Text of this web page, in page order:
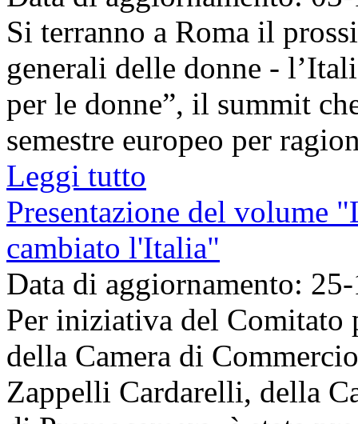
Si terranno a Roma il
generali delle donne -
per le donne”, il summit
semestre europeo per
Leggi tutto
Presentazione del volume
cambiato l'Italia"
Data di aggiornamento:
Per iniziativa del Comitato
della Camera di
Zappelli Cardarelli, della